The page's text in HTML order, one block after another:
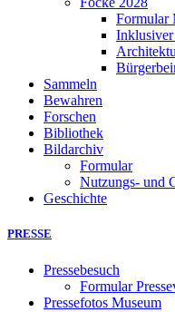
Formular
Sammeln
Bewahren
Forschen
Bibliothek
Bildarchiv
Formular
Nutzungs- und
Geschichte
PRESSE
Pressebesuch
Formular
Pressefotos Museum